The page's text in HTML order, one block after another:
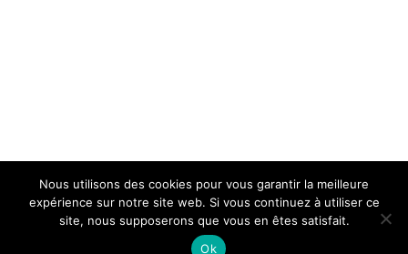
Nous utilisons des cookies pour vous garantir la meilleure
expérience sur notre site web. Si vous continuez à utiliser ce
site, nous supposerons que vous en êtes satisfait.
Ok